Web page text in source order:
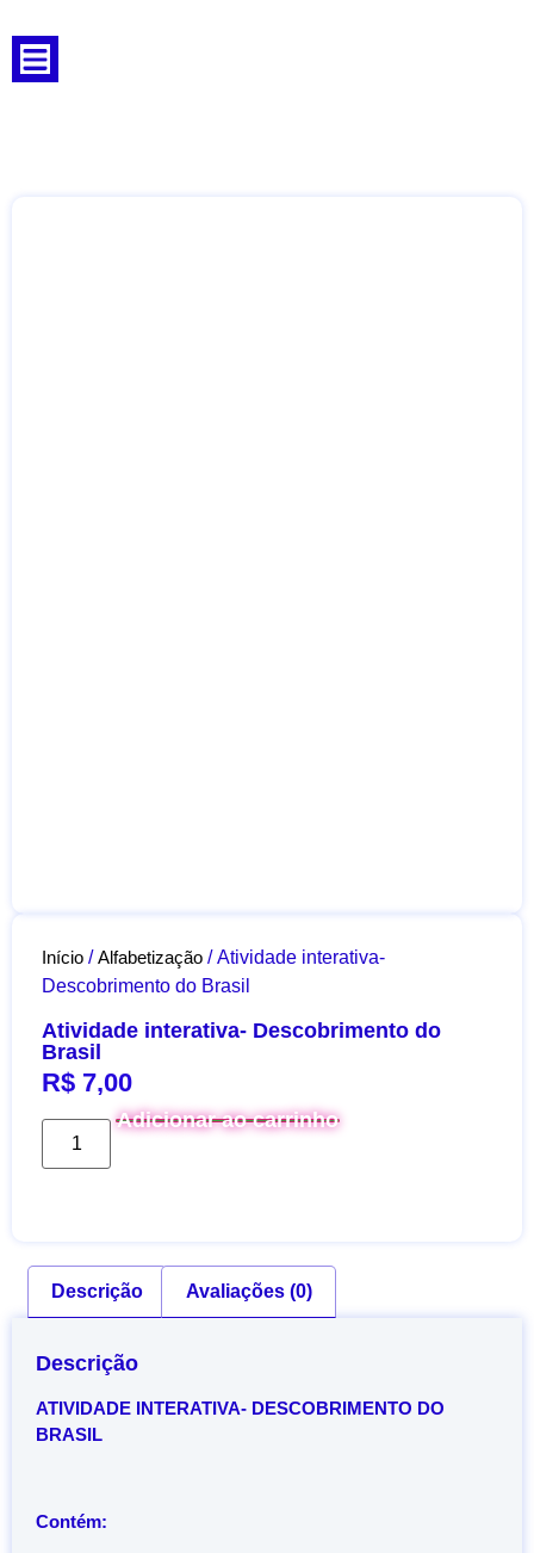
Início /Alfabetização / Atividade interativa-
Descobrimento do Brasil
Atividade interativa- Descobrimento do
Brasil
R$ 7,00
Adicionar ao carrinho
Descrição Avaliações (0)
Descrição
ATIVIDADE INTERATIVA- DESCOBRIMENTO DO
BRASIL
Contém: